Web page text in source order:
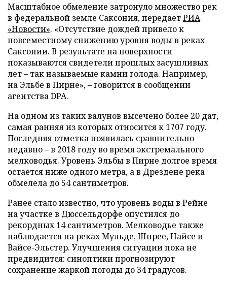
Масштабное обмеление затронуло множество рек
в федеральной земле Саксония, передаетРИА
«Новости». «Отсутствие дождей привело к
повсеместному снижению уровня воды в реках
Саксонии. В результате на поверхности
показываются свидетели прошлых засушливых
лет – так называемые камни голода. Например,
на Эльбе в Пирне», – говорится в сообщении
агентства DPA.
На одном из таких валунов высечено более 20 дат,
самая ранняя из которых относится к 1707 году.
Последняя отметка появилась сравнительно
недавно – в 2018 году во время экстремального
мелководья. Уровень Эльбы в Пирне долгое время
остается ниже одного метра, а в Дрездене река
обмелела до 54 сантиметров.
Ранее стало известно, что уровень воды в Рейне
на участке в Дюссельдорфе опустился до
рекордных 14 сантиметров. Мелководье также
наблюдается на реках Мульде, Шпрее, Найсе и
Вайсе-Эльстер. Улучшения ситуации пока не
предвидится: синоптики прогнозируют
сохранение жаркой погоды до 34 градусов.